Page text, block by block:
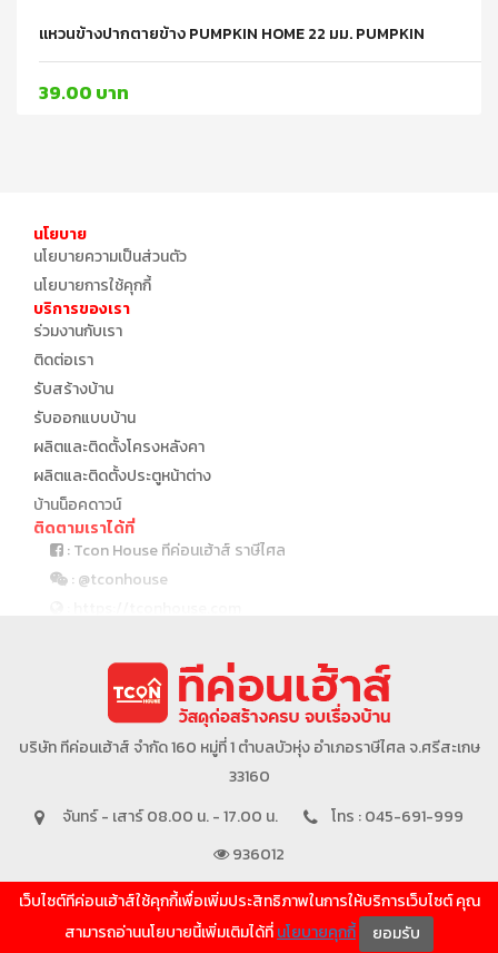
แหวนข้างปากตายข้าง PUMPKIN HOME 22 มม. PUMPKIN
39.00 บาท
นโยบาย
นโยบายความเป็นส่วนตัว
นโยบายการใช้คุกกี้
บริการของเรา
ร่วมงานกับเรา
ติดต่อเรา
รับสร้างบ้าน
รับออกแบบบ้าน
ผลิตและติดตั้งโครงหลังคา
ผลิตและติดตั้งประตูหน้าต่าง
บ้านน็อคดาวน์
ติดตามเราได้ที่
: Tcon House ทีค่อนเฮ้าส์ ราษีไศล
: @tconhouse
บริษัทในเครือ
บริษัท ทีค่อนเฮ้าส์ จำกัด 160 หมู่ที่ 1 ตำบลบัวหุ่ง อำเภอราษีไศล จ.ศรีสะเกษ
33160
จันทร์ - เสาร์ 08.00 น. - 17.00 น.
โทร : 045-691-999
936012
SHOW MORE
เว็บไซต์ทีค่อนเฮ้าส์ใช้คุกกี้เพื่อเพิ่มประสิทธิภาพในการให้บริการเว็บไซต์ คุณ
สามารถอ่านนโยบายนี้เพิ่มเติมได้ที่นโยบายคุกกี้ ยอมรับ